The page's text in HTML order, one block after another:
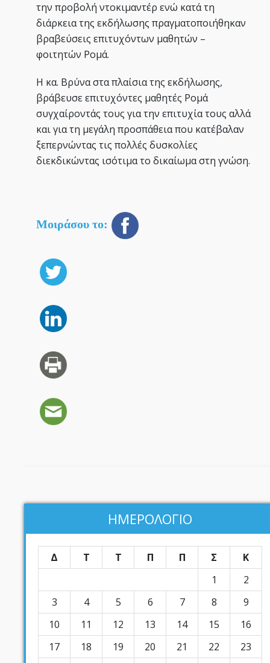
την προβολή ντοκιμαντέρ ενώ κατά τη
διάρκεια της εκδήλωσης πραγματοποιήθηκαν
βραβεύσεις επιτυχόντων μαθητών –
φοιτητών Ρομά.
Η κα. Βρύνα στα πλαίσια της εκδήλωσης,
βράβευσε επιτυχόντες μαθητές Ρομά
συγχαίροντάς τους για την επιτυχία τους αλλά
και για τη μεγάλη προσπάθεια που κατέβαλαν
ξεπερνώντας τις πολλές δυσκολίες
διεκδικώντας ισότιμα το δικαίωμα στη γνώση.
Μοιράσου το:
ΗΜΕΡΟΛΟΓΙΟ
Δ Τ Τ Π Π Σ
Κ
1
2
3
4 5 6 7 8
9
10
11 12 13 14 15
16
17
18 19 20 21 22
23